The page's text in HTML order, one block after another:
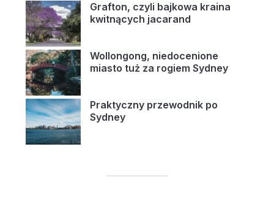
Grafton, czyli bajkowa kraina
kwitnących jacarand
Wollongong, niedocenione
miasto tuż za rogiem Sydney
Praktyczny przewodnik po
Sydney